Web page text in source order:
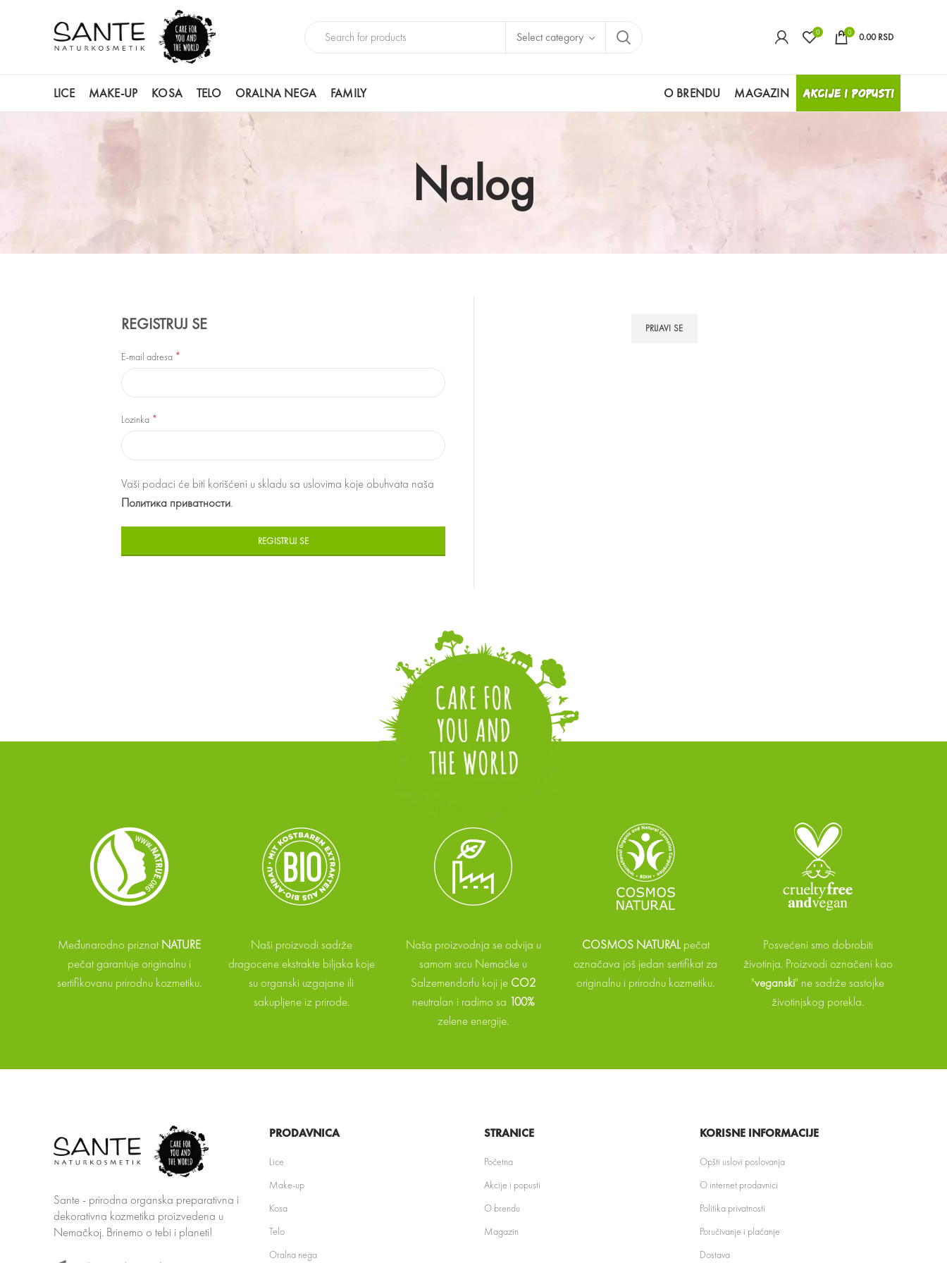
Select category 0 0 0.00RSD
LICE MAKE-UP KOSA TELO ORALNA NEGA FAMILY O BRENDU MAGAZIN AKCIJE I POPUSTI
Nalog
REGISTRUJ SE
E-mail adresa *
Lozinka *
Vaši podaci će biti korišćeni u skladu sa uslovima koje obuhvata naša
Политика приватности.
REGISTRUJ SE
PRIJAVI SE
Međunarodno priznat NATURE
pečat garantuje originalnu i
sertifikovanu prirodnu kozmetiku.
Naši proizvodi sadrže
dragocene ekstrakte biljaka koje
su organski uzgajane ili
sakupljene iz prirode.
Naša proizvodnja se odvija u
samom srcu Nemačke u
Salzemendorfu koji je CO2
neutralan i radimo sa 100%
zelene energije.
COSMOS NATURALpečat
označava još jedan sertifikat za
originalnu i prirodnu kozmetiku.
Posvećeni smo dobrobiti
životinja. Proizvodi označeni kao
"veganski" ne sadrže sastojke
životinjskog porekla.
Sante - prirodna organska preparativna i
dekorativna kozmetika proizvedena u
Nemačkoj. Brinemo o tebi i planeti!
PRODAVNICA
Lice
Make-up
Kosa
Telo
Oralna nega
STRANICE
Početna
Akcije i popusti
O brendu
Magazin
KORISNE INFORMACIJE
Opšti uslovi poslovanja
O internet prodavnici
Politika privatnosti
Poručivanje i plaćanje
Dostava